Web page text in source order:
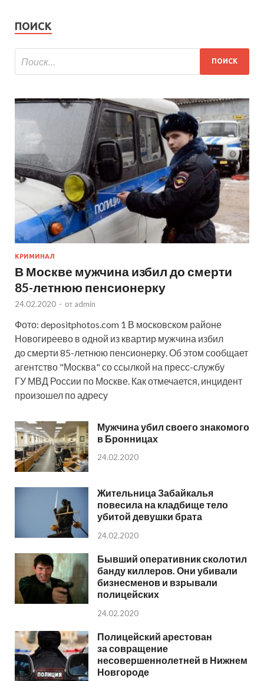
ПОИСК
КРИМИНАЛ
В Москве мужчина избил до смерти
85-летнюю пенсионерку
24.02.2020 - от admin
Фото: depositphotos.com 1 В московском районе
Новогиреево в одной из квартир мужчина избил
до смерти 85-летнюю пенсионерку. Об этом сообщает
агентство "Москва" со ссылкой на пресс-службу
ГУ МВД России по Москве. Как отмечается, инцидент
произошел по адресу
Мужчина убил своего знакомого
в Бронницах
24.02.2020
Жительница Забайкалья
повесила на кладбище тело
убитой девушки брата
24.02.2020
Бывший оперативник сколотил
банду киллеров. Они убивали
бизнесменов и взрывали
полицейских
24.02.2020
Полицейский арестован
за совращение
несовершеннолетней в Нижнем
Новгороде